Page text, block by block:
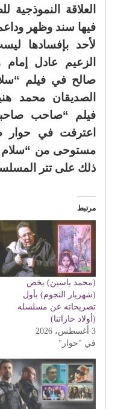
العلاقة
فيها سند وظهر
لأحد بإفسادها
الزعيم عادل
صالح في فيلم
الصديقان محمد
فيلم “صاحب
اعترفت في حوار
مستوحى من “سلام
ذلك على تتر
مرتبط
(محمد ياسين) يخص
(شهريار النجوم) بأول
تصريحاته عن مسلسله
(أولاد حاراتنا)
3 أغسطس، 2026
في "حوار"